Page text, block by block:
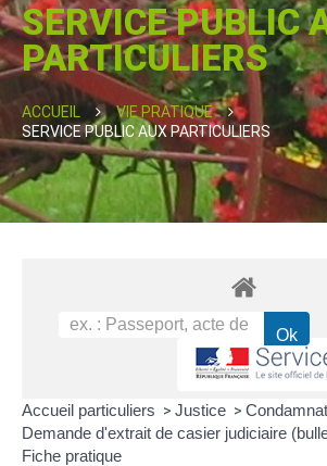
SERVICE PUBLIC
PARTICULIERS
ACCUEIL
VIE PRATIQUE
SERVICE PUBLIC AUX PARTICULIERS
Accueil particuliers > Justice >
Demande d'extrait de casier judiciaire
Fiche pratique